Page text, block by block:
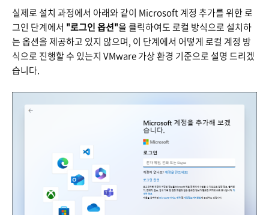
실제로 설치 과정에서 아래와 같이 Microsoft 계정 추가를 위한 로
그인 단계에서 "로그인 옵션"을 클릭하여도 로컬 방식으로 설치하
는 옵션을 제공하고 있지 않으며, 이 단계에서 어떻게 로컬 계정 방
식으로 진행할 수 있는지 VMware 가상 환경 기준으로 설명 드리겠
습니다.